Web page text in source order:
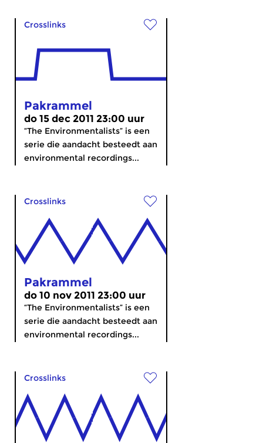
Crosslinks
Pakrammel
do 15 dec 2011 23:00 uur
“The Environmentalists” is een
serie die aandacht besteedt aan
environmental recordings...
Crosslinks
Pakrammel
do 10 nov 2011 23:00 uur
“The Environmentalists” is een
serie die aandacht besteedt aan
environmental recordings...
Crosslinks